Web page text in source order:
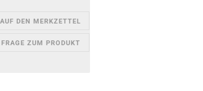
AUF DEN MERKZETTEL
FRAGE ZUM PRODUKT